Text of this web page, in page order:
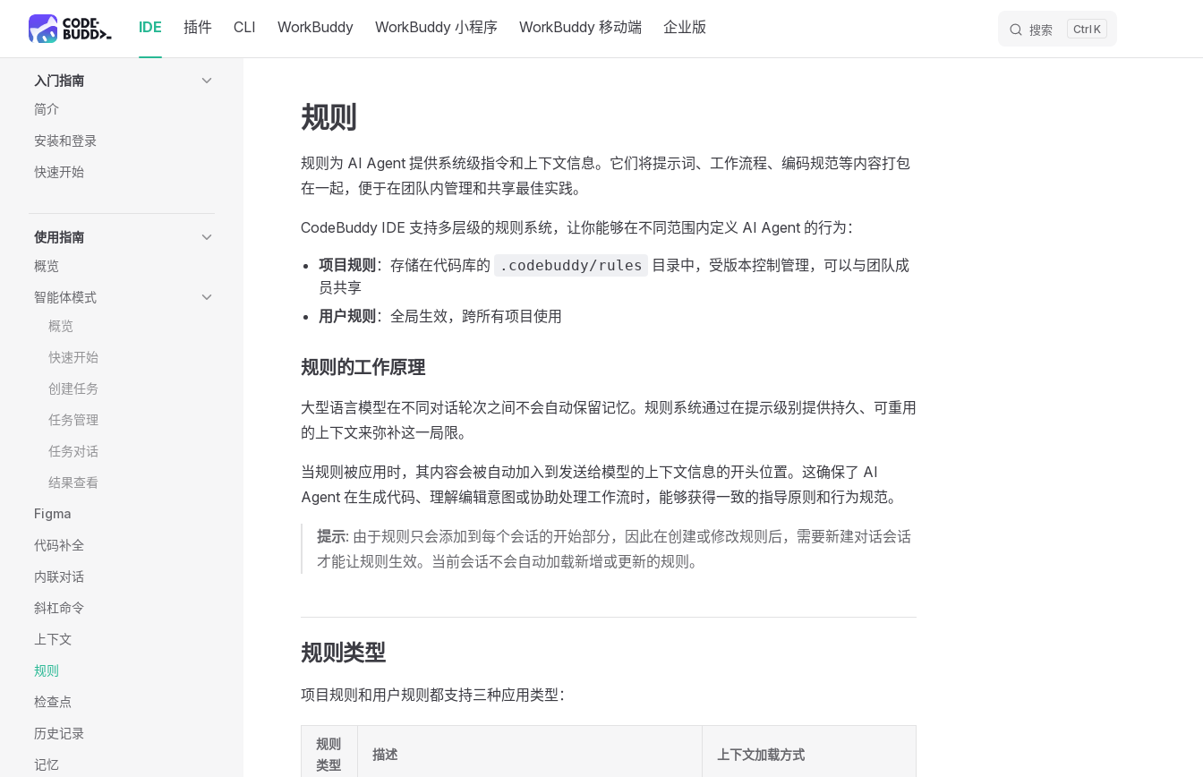
Skip to content IDE 插件 CLI WorkBuddy WorkBuddy 小程序 WorkBuddy 移动端 企业版 搜索 K
入门指南
简介
安装和登录
快速开始
使用指南
概览
智能体模式
概览
快速开始
创建任务
任务管理
任务对话
结果查看
Figma
代码补全
内联对话
斜杠命令
上下文
规则
检查点
历史记录
记忆
规则
规则为 AI Agent 提供系统级指令和上下文信息。它们将提示词、工作流程、编码规范等内容打包
在一起，便于在团队内管理和共享最佳实践。
CodeBuddy IDE 支持多层级的规则系统，让你能够在不同范围内定义 AI Agent 的行为：
项目规则 ：存储在代码库的 .codebuddy/rules
目录中，受版本控制管理，可以与团队成
员共享
用户规则 ：全局生效，跨所有项目使用
规则的工作原理
大型语言模型在不同对话轮次之间不会自动保留记忆。规则系统通过在提示级别提供持久、可重用
的上下文来弥补这一局限。
当规则被应用时，其内容会被自动加入到发送给模型的上下文信息的开头位置。这确保了 AI
Agent 在生成代码、理解编辑意图或协助处理工作流时，能够获得一致的指导原则和行为规范。
提示: 由于规则只会添加到每个会话的开始部分，因此在创建或修改规则后，需要新建对话会话
才能让规则生效。当前会话不会自动加载新增或更新的规则。
规则类型
项目规则和用户规则都支持三种应用类型：
规则
类型
描述 上下文加载方式